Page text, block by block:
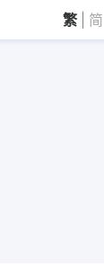
繁 简